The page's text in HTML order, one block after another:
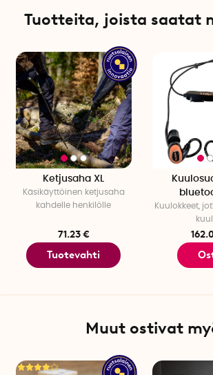
Ketjusahalla on 5 vuoden takuu
Tuotteita, joista saatat
Ketjusaha XL
Käsikäyttöinen ketjusaha
kahdelle henkilölle
71.23 €
Tuotevahti
Kuulokkeet,
Muut ostivat